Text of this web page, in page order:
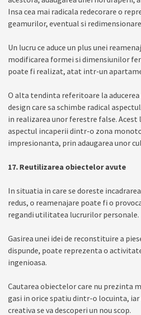
Insa cea mai radicala redecorare o
geamurilor, eventual si
Un lucru ce aduce un plus unei
modificarea formei si dimensiunilor
poate fi realizat, atat intr-un
O alta tendinta referitoare la
design care sa schimbe radical
in realizarea unor ferestre false. Acest
aspectul incaperii dintr-o zona
impresionanta, prin adaugarea unor
17. Reutilizarea obiectelor avute
In situatia in care se doreste
redus, o reamenajare poate fi o
regandi utilitatea lucrurilor personale.
Gasirea unei idei de reconstituire a
dispunde, poate reprezenta o
ingenioasa.
Cautarea obiectelor care nu prezinta
gasi in orice spatiu dintr-o locuinta, iar
creativa se va descoperi un nou scop.